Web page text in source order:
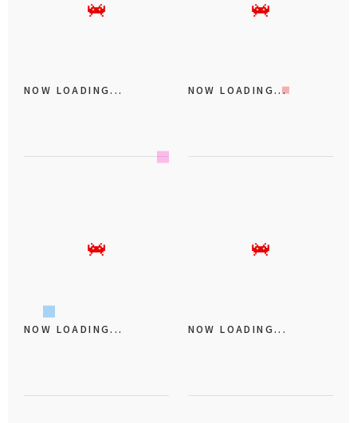
NOW LOADING... NOW LOADING...
NOW LOADING... NOW LOADING...